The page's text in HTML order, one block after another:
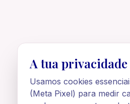
A tua
Usamos cookies
(Meta Pixel) para medir